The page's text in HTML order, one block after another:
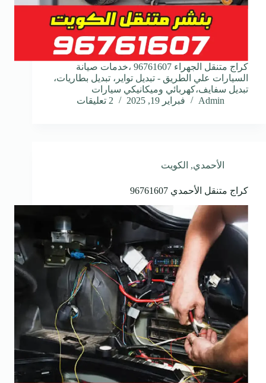
كراج متنقل الجهراء 96761607 ،خدمات صيانة
السيارات علي الطريق - تبديل تواير، تبديل بطاريات،
تبديل سفايف،كهربائي وميكانيكي سيارات
Admin
فبراير 19, 2025 2 تعليقات
الأحمدي, الكويت
كراج متنقل الأحمدي 96761607